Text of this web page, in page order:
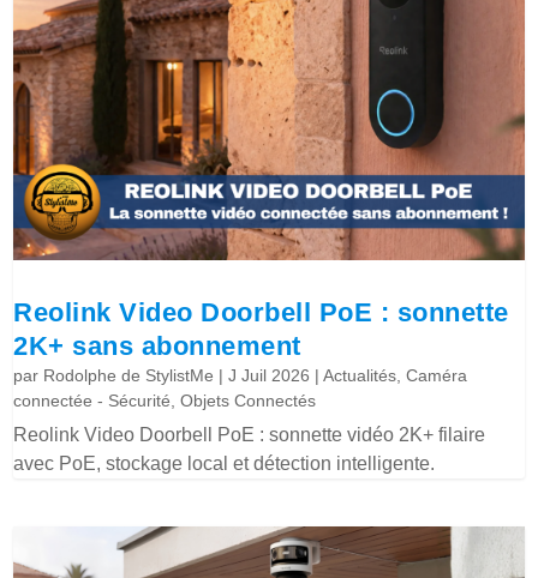
Reolink Video Doorbell PoE : sonnette
2K+ sans abonnement
par Rodolphe de StylistMe |J Juil 2026 |Actualités ,Caméra
connectée - Sécurité ,Objets Connectés
Reolink Video Doorbell PoE : sonnette vidéo 2K+ filaire
avec PoE, stockage local et détection intelligente.